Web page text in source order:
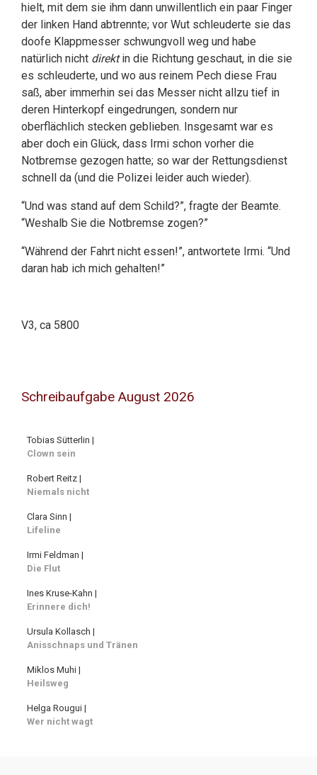
hielt, mit dem sie ihm dann unwillentlich ein paar Finger
der linken Hand abtrennte; vor Wut schleuderte sie das
doofe Klappmesser schwungvoll weg und habe
natürlich nicht direktin die Richtung geschaut, in die sie
es schleuderte, und wo aus reinem Pech diese Frau
saß, aber immerhin sei das Messer nicht allzu tief in
deren Hinterkopf eingedrungen, sondern nur
oberflächlich stecken geblieben. Insgesamt war es
aber doch ein Glück, dass Irmi schon vorher die
Notbremse gezogen hatte; so war der Rettungsdienst
schnell da (und die Polizei leider auch wieder).
“Und was stand auf dem Schild?”, fragte der Beamte.
“Weshalb Sie die Notbremse zogen?”
“Während der Fahrt nicht essen!”, antwortete Irmi. “Und
daran hab ich mich gehalten!”
V3, ca 5800
Schreibaufgabe August 2026
Tobias Sütterlin |
Clown sein
Robert Reitz |
Niemals nicht
Clara Sinn |
Lifeline
Irmi Feldman |
Die Flut
Ines Kruse-Kahn |
Erinnere dich!
Ursula Kollasch |
Anisschnaps und Tränen
Miklos Muhi |
Heilsweg
Helga Rougui |
Wer nicht wagt